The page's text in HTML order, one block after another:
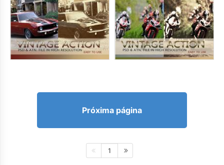
Próxima página
1